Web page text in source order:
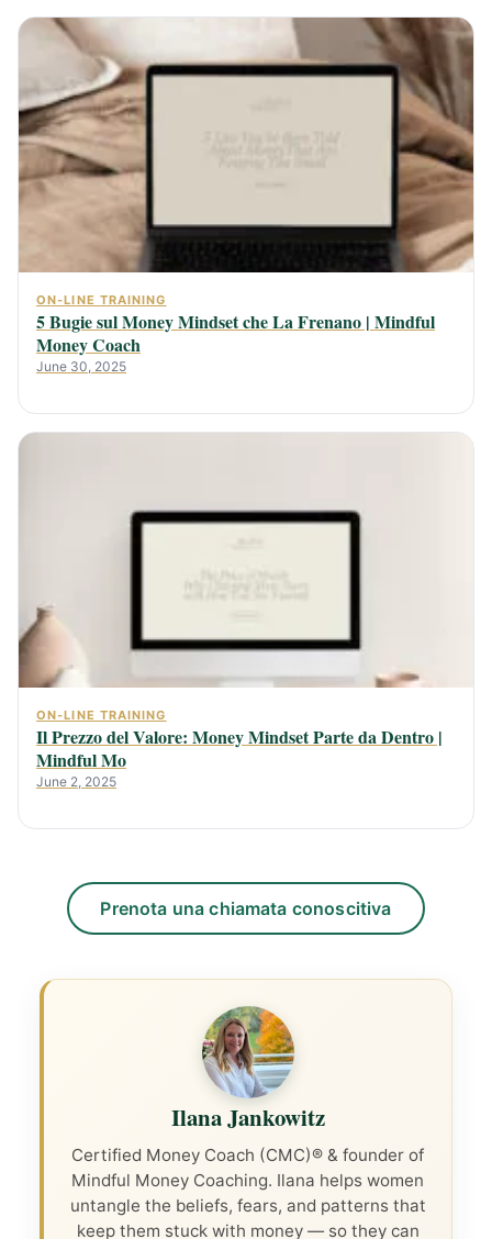
ON-LINE TRAINING
5 Bugie sul Money Mindset che La Frenano | Mindful
Money Coach
June 30, 2025
ON-LINE TRAINING
Il Prezzo del Valore: Money Mindset Parte da Dentro |
Mindful Mo
June 2, 2025
Prenota una chiamata conoscitiva
Ilana Jankowitz
Certified Money Coach (CMC)® & founder of
Mindful Money Coaching. Ilana helps women
untangle the beliefs, fears, and patterns that
keep them stuck with money — so they can